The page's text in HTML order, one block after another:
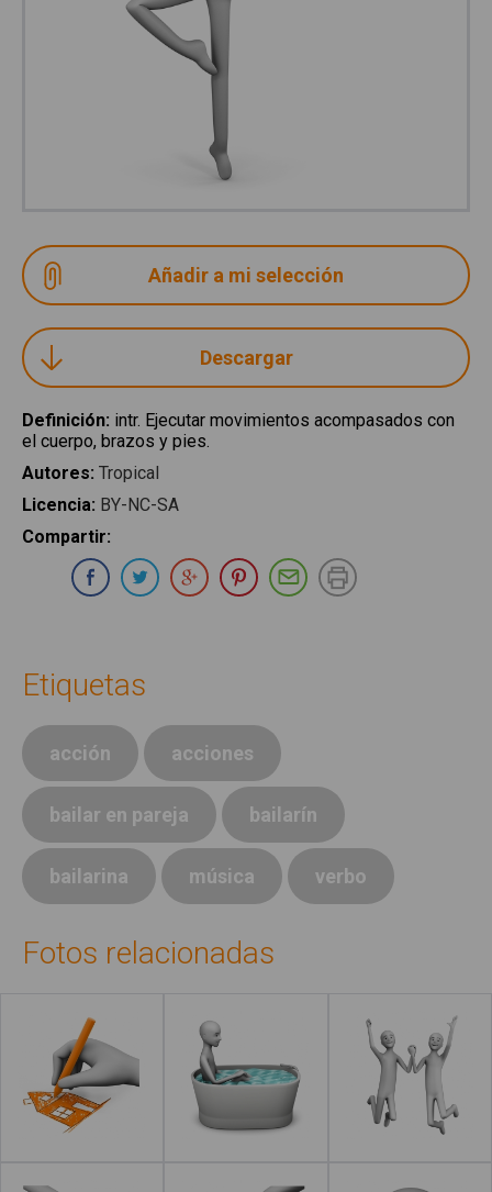
Descargar
Definición: intr. Ejecutar movimientos acompasados con
el cuerpo, brazos y pies.
Autores: Tropical
Licencia: BY-NC-SA
Compartir:
Compartir en Whatsapp
Compartir en Facebook
Compartir en Twitter
Compartir en Google Plus
Compartir en Pinterest
Compartir por E-
Etiquetas
acción acciones
bailar en pareja bailarín
bailarina música verbo
Fotos relacionadas